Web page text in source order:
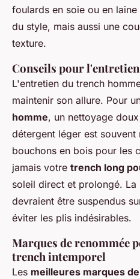
foulards en soie ou en
du style, mais aussi une
texture.
Conseils pour
L'entretien du trench
maintenir son allure. Pour
homme, un nettoyage
détergent léger est
bouchons en bois pour les
jamais votre trench long
soleil direct et prolongé. La
devraient être suspendus
éviter les plis indésirables.
Marques de renommée
trench intemporel
Les meilleures marques